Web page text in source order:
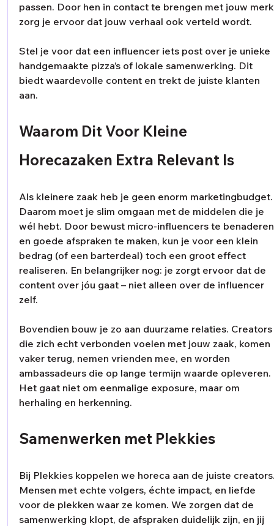
passen. Door hen in contact te brengen met jouw
zorg je ervoor dat jouw verhaal ook verteld wordt.
Stel je voor dat een influencer iets post over je unieke
handgemaakte pizza’s of lokale samenwerking. Dit
biedt waardevolle content en trekt de juiste klanten
aan.
Waarom Dit Voor Kleine
Horecazaken Extra Relevant Is
Als kleinere zaak heb je geen enorm
Daarom moet je slim omgaan met de middelen die je
wél hebt. Door bewust micro-influencers te
en goede afspraken te maken, kun je voor een klein
bedrag (of een barterdeal) toch een groot effect
realiseren. En belangrijker nog: je zorgt ervoor dat de
content over jóu gaat – niet alleen over de influencer
zelf.
Bovendien bouw je zo aan duurzame relaties.
die zich echt verbonden voelen met jouw zaak, komen
vaker terug, nemen vrienden mee, en worden
ambassadeurs die op lange termijn waarde opleveren.
Het gaat niet om eenmalige exposure, maar om
herhaling en herkenning.
Samenwerken met Plekkies
Bij Plekkies koppelen we horeca aan de juiste
Mensen met echte volgers, échte impact, en liefde
voor de plekken waar ze komen. We zorgen dat de
samenwerking klopt, de afspraken duidelijk zijn, en jij